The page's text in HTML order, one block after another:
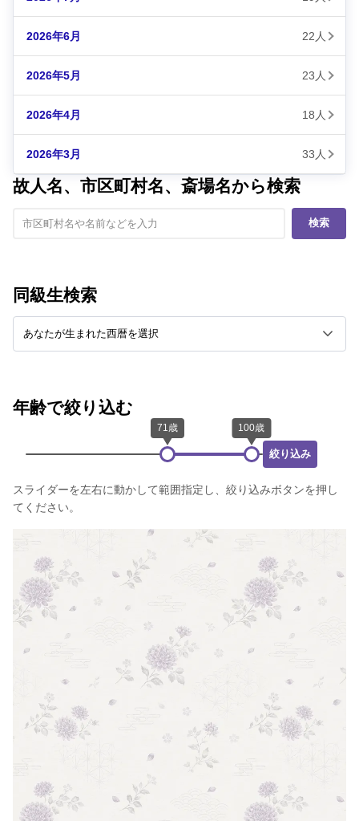
2026年6月 22人
2026年5月 23人
2026年4月 18人
2026年3月 33人
故人名、市区町村名、斎場名から検索
検索
同級生検索
年齢で絞り込む
絞り込み
スライダーを左右に動かして範囲指定し、絞り込みボタンを押し
てください。